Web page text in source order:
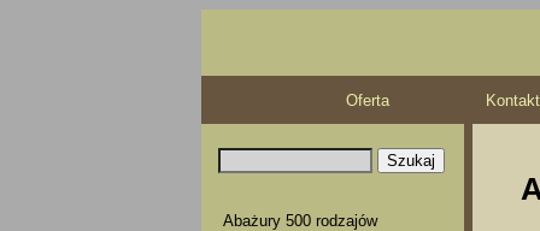
Oferta Kontakt
Abażury 500 rodzajów